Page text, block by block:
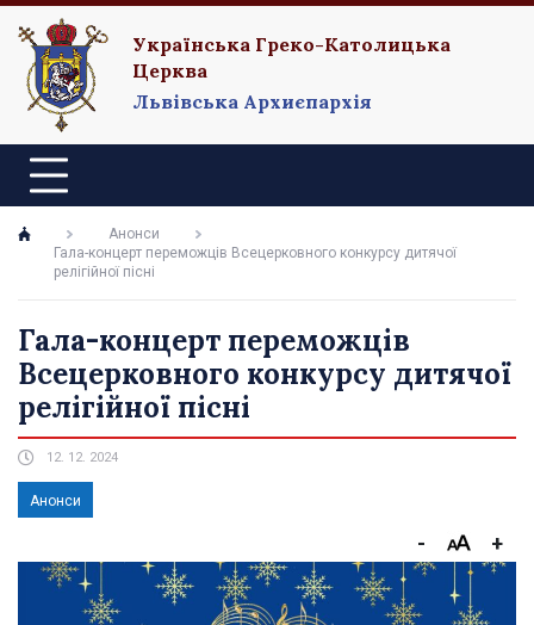
Українська Греко-Католицька
Церква
Львівська Архиєпархія
Анонси
Гала-концерт переможців Всецерковного конкурсу дитячої
релігійної пісні
Гала-концерт переможців
Всецерковного конкурсу дитячої
релігійної пісні
12. 12. 2024
Анонси
- +